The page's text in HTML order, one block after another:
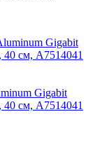
Gigabit
40 см, A7514041